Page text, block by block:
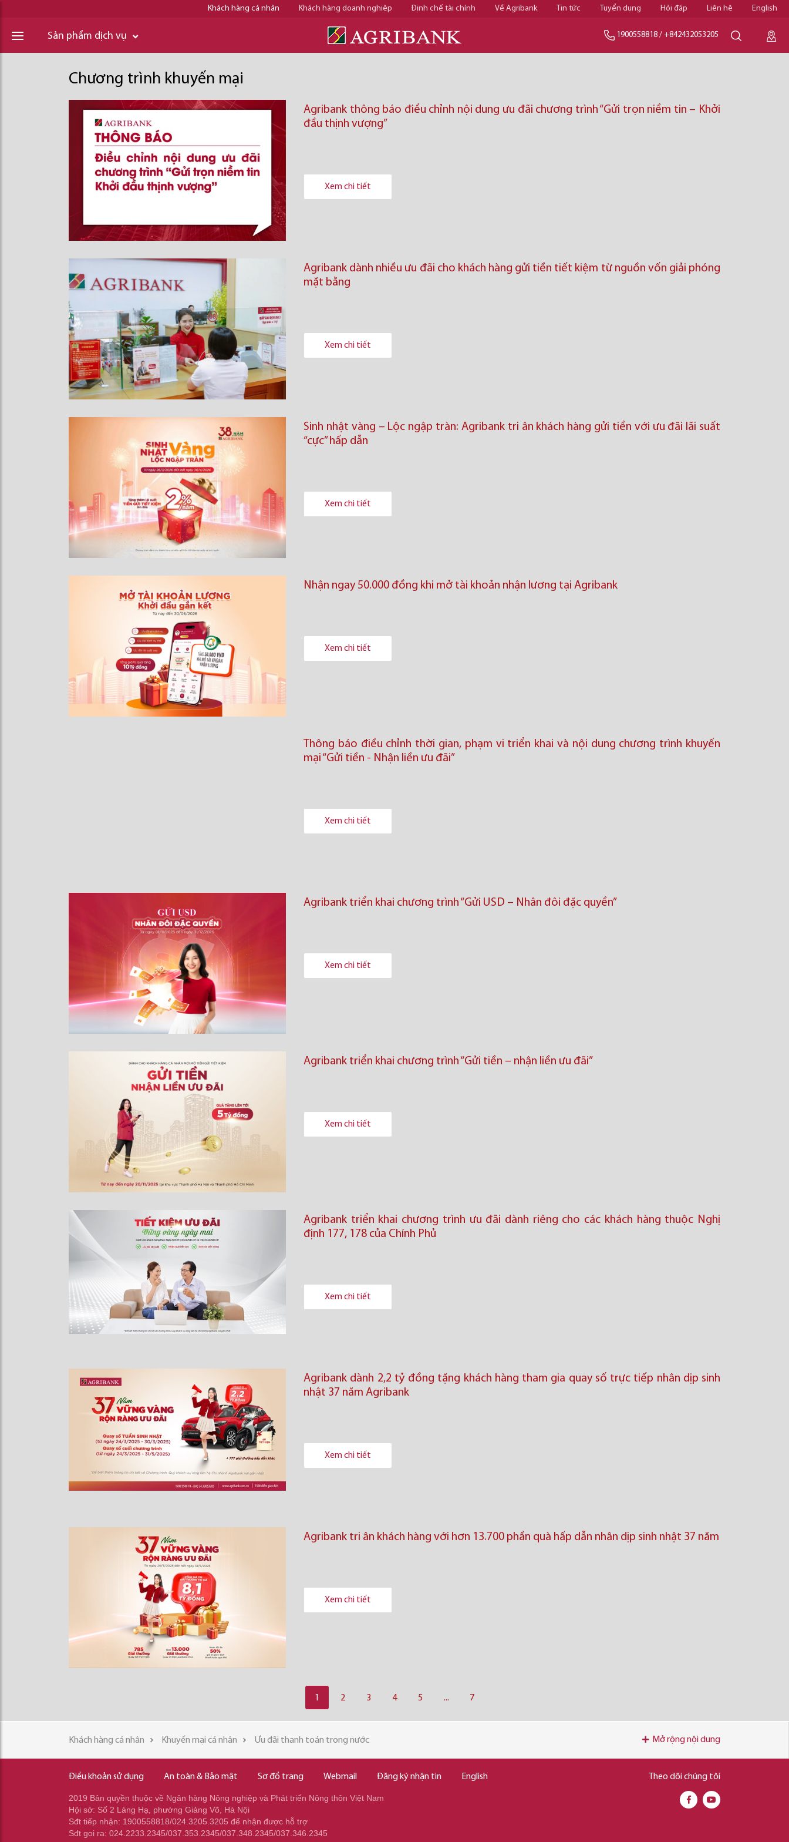
Khách hàng cá nhân Khách hàng doanh nghiệp Định chế tài chính Về Agribank Tin tức Tuyển dụng Hỏi đáp Liên hệ English
Sản phẩm dịch vụ 1900558818 / +842432053205
Chương trình khuyến mại
Agribank thông báo điều chỉnh nội dung ưu đãi chương trình “Gửi trọn niềm tin – Khởi
đầu thịnh vượng”
Xem chi tiết
Agribank dành nhiều ưu đãi cho khách hàng gửi tiền tiết kiệm từ nguồn vốn giải phóng
mặt bằng
Xem chi tiết
Sinh nhật vàng – Lộc ngập tràn: Agribank tri ân khách hàng gửi tiền với ưu đãi lãi suất
“cực” hấp dẫn
Xem chi tiết
Nhận ngay 50.000 đồng khi mở tài khoản nhận lương tại Agribank
Xem chi tiết
Thông báo điều chỉnh thời gian, phạm vi triển khai và nội dung chương trình khuyến
mại “Gửi tiền - Nhận liền ưu đãi”
Xem chi tiết
Agribank triển khai chương trình “Gửi USD – Nhân đôi đặc quyền”
Xem chi tiết
Agribank triển khai chương trình “Gửi tiền – nhận liền ưu đãi”
Xem chi tiết
Agribank triển khai chương trình ưu đãi dành riêng cho các khách hàng thuộc Nghị
định 177, 178 của Chính Phủ
Xem chi tiết
Agribank dành 2,2 tỷ đồng tặng khách hàng tham gia quay số trực tiếp nhân dịp sinh
nhật 37 năm Agribank
Xem chi tiết
Agribank tri ân khách hàng với hơn 13.700 phần quà hấp dẫn nhân dịp sinh nhật 37 năm
Xem chi tiết
1 2 3 4 5 ... 7
Khách hàng cá nhân Khuyến mại cá nhân Ưu đãi thanh toán trong nước Mở rộng nội dung
Điều khoản sử dụng An toàn & Bảo mật Sơ đồ trang Webmail Đăng ký nhận tin English
2019 Bản quyền thuộc về Ngân hàng Nông nghiệp và Phát triển Nông thôn Việt Nam
Hội sở: Số 2 Láng Hạ, phường Giảng Võ, Hà Nội
Sđt tiếp nhận: 1900558818/024.3205.3205 để nhận được hỗ trợ
Sđt gọi ra: 024.2233.2345/037.353.2345/037.348.2345/037.346.2345
Theo dõi chúng tôi